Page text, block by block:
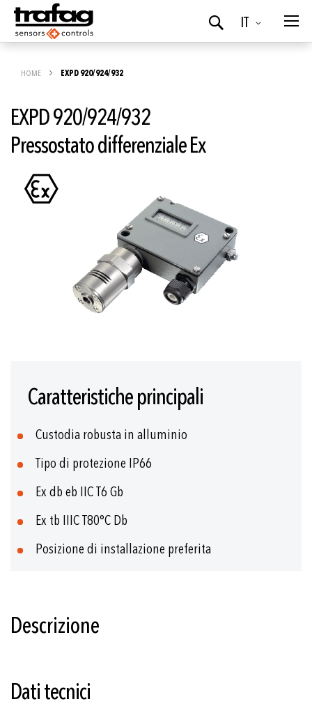
Lingua
IT
Ricerca
HOME EXPD 920/924/932
EXPD 920/924/932
Pressostato differenziale Ex
galleria
immagini
Caratteristiche principali
Custodia robusta in alluminio
Tipo di protezione IP66
Ex db eb IIC T6 Gb
Ex tb IIIC T80°C Db
Posizione di installazione preferita
Descrizione
Dati tecnici